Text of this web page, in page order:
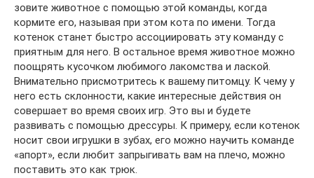
зовите животное с помощью этой команды, когда
кормите его, называя при этом кота по имени. Тогда
котенок станет быстро ассоциировать эту команду с
приятным для него. В остальное время животное можно
поощрять кусочком любимого лакомства и лаской.
Внимательно присмотритесь к вашему питомцу. К чему у
него есть склонности, какие интересные действия он
совершает во время своих игр. Это вы и будете
развивать с помощью дрессуры. К примеру, если котенок
носит свои игрушки в зубах, его можно научить команде
«апорт», если любит запрыгивать вам на плечо, можно
поставить это как трюк.